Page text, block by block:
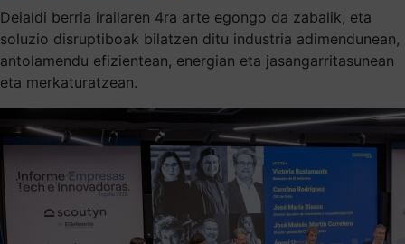
Deialdi berria irailaren 4ra arte egongo da zabalik, eta
soluzio disruptiboak bilatzen ditu industria adimendunean,
antolamendu efizientean, energian eta jasangarritasunean
eta merkaturatzean.